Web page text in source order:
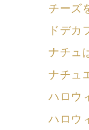
チーズ
ドデカ
ナチュ
ナチュ
ハロウ
ハロウ